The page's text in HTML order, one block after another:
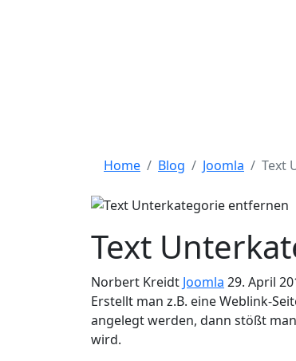
Home Blog Joomla Text
Text
Norbert Kreidt Joomla 29. April
Erstellt man z.B. eine Weblink-
angelegt werden, dann stößt
wird.